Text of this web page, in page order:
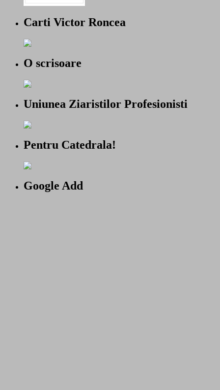
Carti Victor Roncea
O scrisoare
Uniunea Ziaristilor Profesionisti
Pentru Catedrala!
Google Add